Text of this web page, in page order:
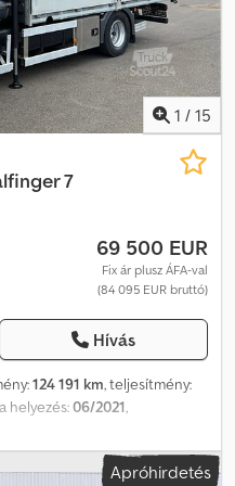
KIZÁRÓLAG AZ
1 / 15
7
69 500 EUR
Fix ár plusz ÁFA-val
(84 095 EUR bruttó)
Hívás
124 191 km, teljesítmény:
helyezés:06/2021,
3 600 mm, üzemanyag:dízel,
, hajtástípus: automata,
Apróhirdetés